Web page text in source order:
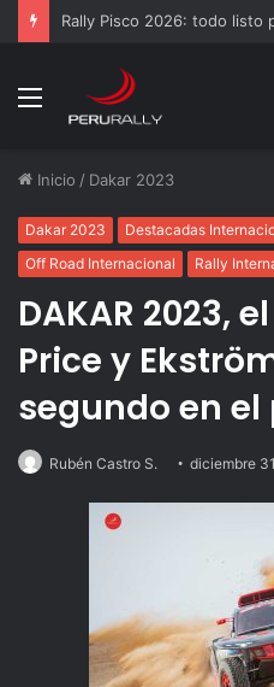
Rally Pisco 2026: todo listo
Menú
Inicio / Dakar 2023
Dakar 2023 Destacadas
Off Road Internacional
Rally
DAKAR 2023,
Price y
segundo en
Rubén Castro S. diciembre